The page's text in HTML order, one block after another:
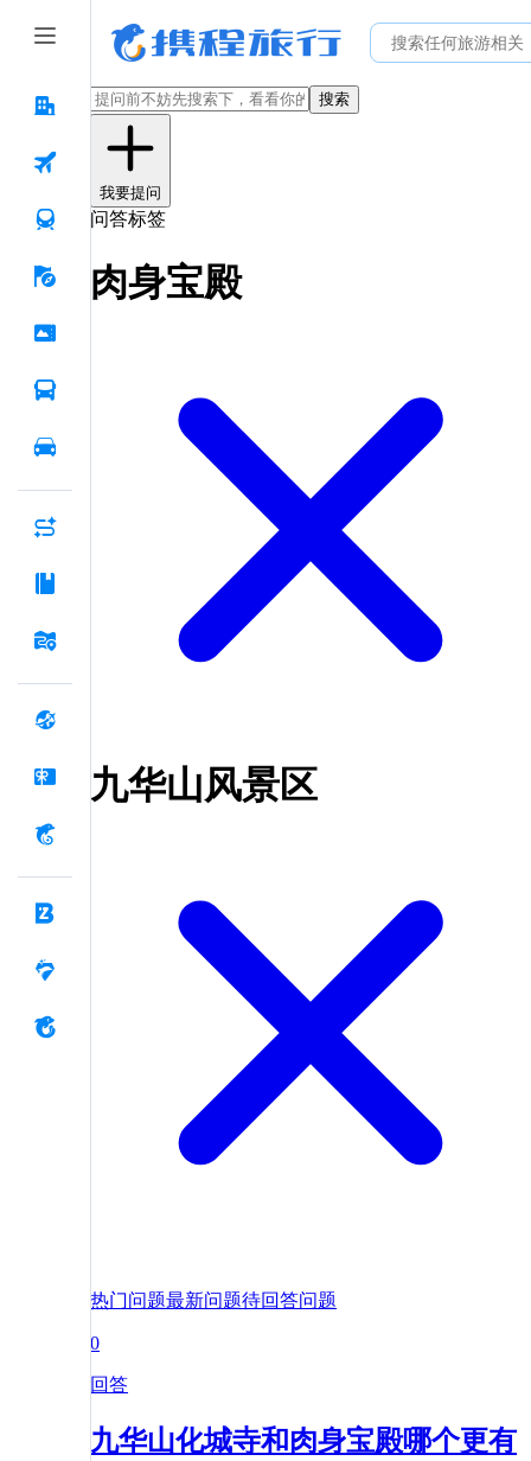
搜索
我要提问
问答标签
肉身宝殿
九华山风景区
热门问题最新问题待回答问题
0
回答
九华山化城寺和肉身宝殿哪个更有